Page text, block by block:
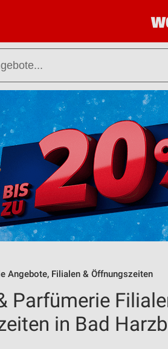
Angebote, Filialen & Öffnungszeiten
Parfümerie
in Bad